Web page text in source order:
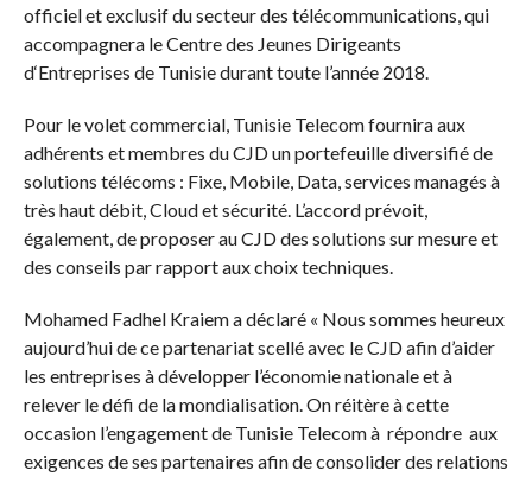
officiel et exclusif du secteur des télécommunications, qui
accompagnera le Centre des Jeunes Dirigeants
d‘Entreprises de Tunisie durant toute l’année 2018.
Pour le volet commercial, Tunisie Telecom fournira aux
adhérents et membres du CJD un portefeuille diversifié de
solutions télécoms : Fixe, Mobile, Data, services managés à
très haut débit, Cloud et sécurité. L’accord prévoit,
également, de proposer au CJD des solutions sur mesure et
des conseils par rapport aux choix techniques.
Mohamed Fadhel Kraiem a déclaré « Nous sommes heureux
aujourd’hui de ce partenariat scellé avec le CJD afin d’aider
les entreprises à développer l’économie nationale et à
relever le défi de la mondialisation. On réitère à cette
occasion l’engagement de Tunisie Telecom à répondre aux
exigences de ses partenaires afin de consolider des relations